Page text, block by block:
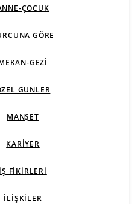
ÇOCUK
GÖRE
GEZI
GÜNLER
MANŞET
KARIYER
İŞ FIKIRLERI
İLIŞKILER